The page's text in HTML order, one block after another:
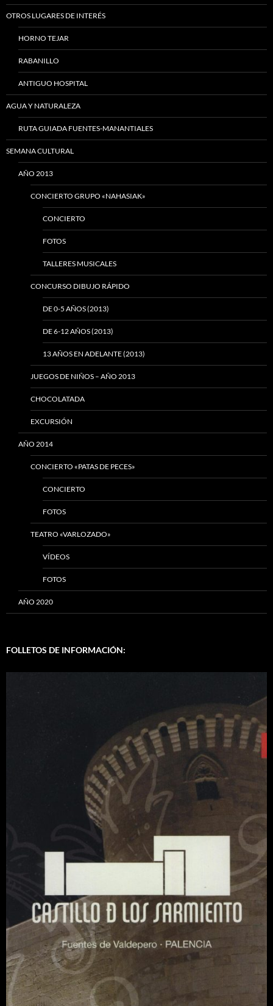
OTROS LUGARES DE INTERÉS
HORNO TEJAR
RABANILLO
ANTIGUO HOSPITAL
AGUA Y NATURALEZA
RUTA GUIADA FUENTES-MANANTIALES
SEMANA CULTURAL
AÑO 2013
CONCIERTO GRUPO «NAHASIAK»
CONCIERTO
FOTOS
TALLERES MUSICALES
CONCURSO DIBUJO RÁPIDO
DE 0-5 AÑOS (2013)
DE 6-12 AÑOS (2013)
13 AÑOS EN ADELANTE (2013)
JUEGOS DE NIÑOS – AÑO 2013
CHOCOLATADA
EXCURSIÓN
AÑO 2014
CONCIERTO «PATAS DE PECES»
CONCIERTO
FOTOS
TEATRO «VARLOZADO»
VÍDEOS
FOTOS
AÑO 2020
FOLLETOS DE INFORMACIÓN: